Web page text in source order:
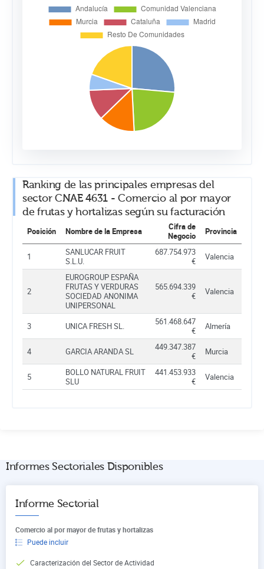
Ranking de las principales empresas del
sector CNAE 4631 - Comercio al por mayor
de frutas y hortalizas según su facturación
Posición Nombre de la Empresa
Cifra de
Negocio
Provincia
1
SANLUCAR FRUIT
S.L.U.
687.754.973
€
Valencia
2
EUROGROUP ESPAÑA
FRUTAS Y VERDURAS
SOCIEDAD ANONIMA
UNIPERSONAL
565.694.339
€
Valencia
3 UNICA FRESH SL.
561.468.647
€
Almería
4 GARCIA ARANDA SL
449.347.387
€
Murcia
5
BOLLO NATURAL FRUIT
SLU
441.453.933
€
Valencia
Informes Sectoriales Disponibles
Informe Sectorial
Comercio al por mayor de frutas y hortalizas
Puede incluir
Caracterización del Sector de Actividad